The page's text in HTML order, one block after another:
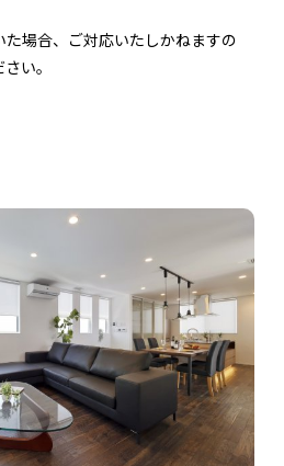
場合、ご対応いたしかねますの
い。